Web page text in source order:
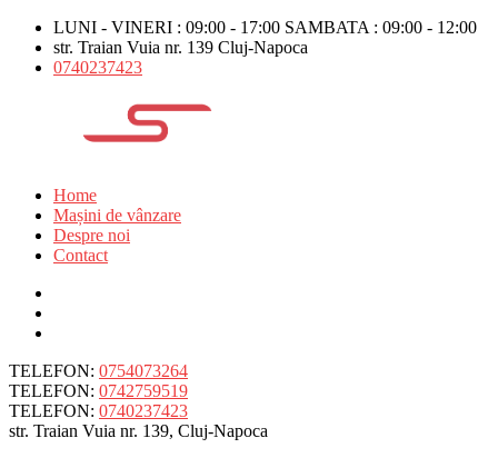
LUNI - VINERI : 09:00 - 17:00 SAMBATA : 09:00 - 12:00
str. Traian Vuia nr. 139 Cluj-Napoca
0740237423
Home
Mașini de vânzare
Despre noi
Contact
TELEFON: 0754073264
TELEFON: 0742759519
TELEFON: 0740237423
str. Traian Vuia nr. 139, Cluj-Napoca